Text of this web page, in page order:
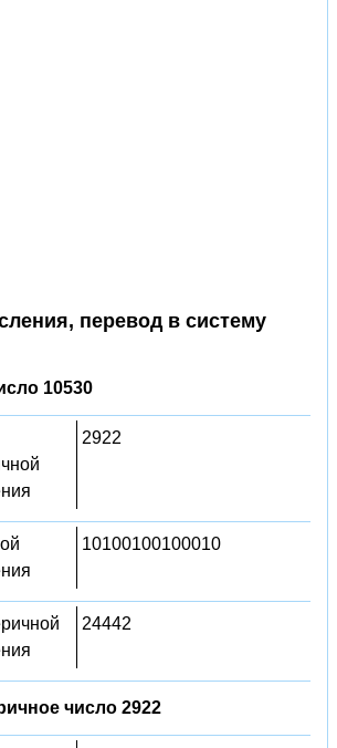
перевод в систему
10530
2922
10100100100010
24442
число 2922